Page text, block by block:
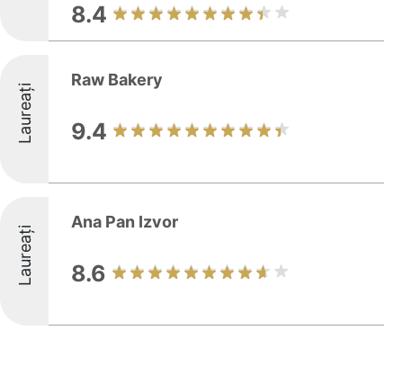
8.4
Laureați
Raw Bakery
9.4
Laureați
Ana Pan Izvor
8.6